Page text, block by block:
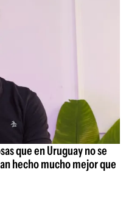
que en Uruguay no se
hecho mucho mejor que